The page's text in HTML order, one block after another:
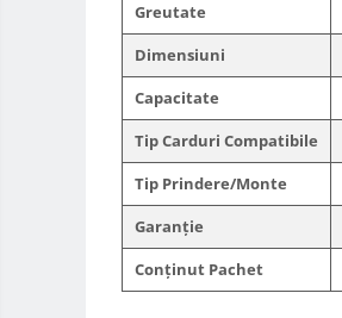
Camere Video Compacte
Trepiede si monopiede
Trepiede video
Trepied / Monopied Carbon
Trepiede pentru compacte /
Greutate
Dimensiuni
Capacitate
Tip Carduri Compatibile
Tip Prindere/Monte
Garanție
Conținut Pachet